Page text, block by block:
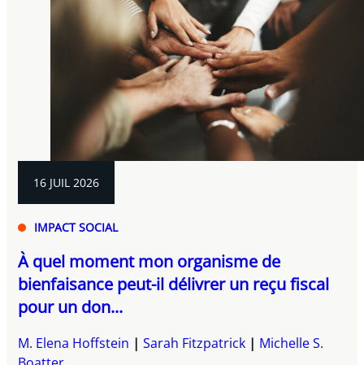
16 JUIL 2026
IMPACT SOCIAL
À quel moment mon organisme de
bienfaisance peut-il délivrer un reçu fiscal
pour un don...
M. Elena Hoffstein Sarah Fitzpatrick
Michelle S.